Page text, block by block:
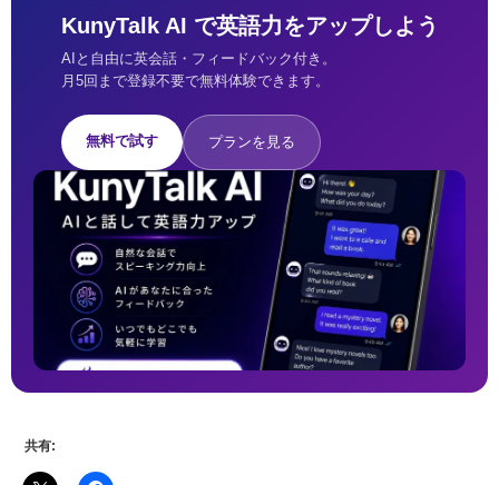
KunyTalk AI で英語力をアップしよう
AIと自由に英会話・フィードバック付き。
月5回まで登録不要で無料体験できます。
無料で試す プランを見る
共有: